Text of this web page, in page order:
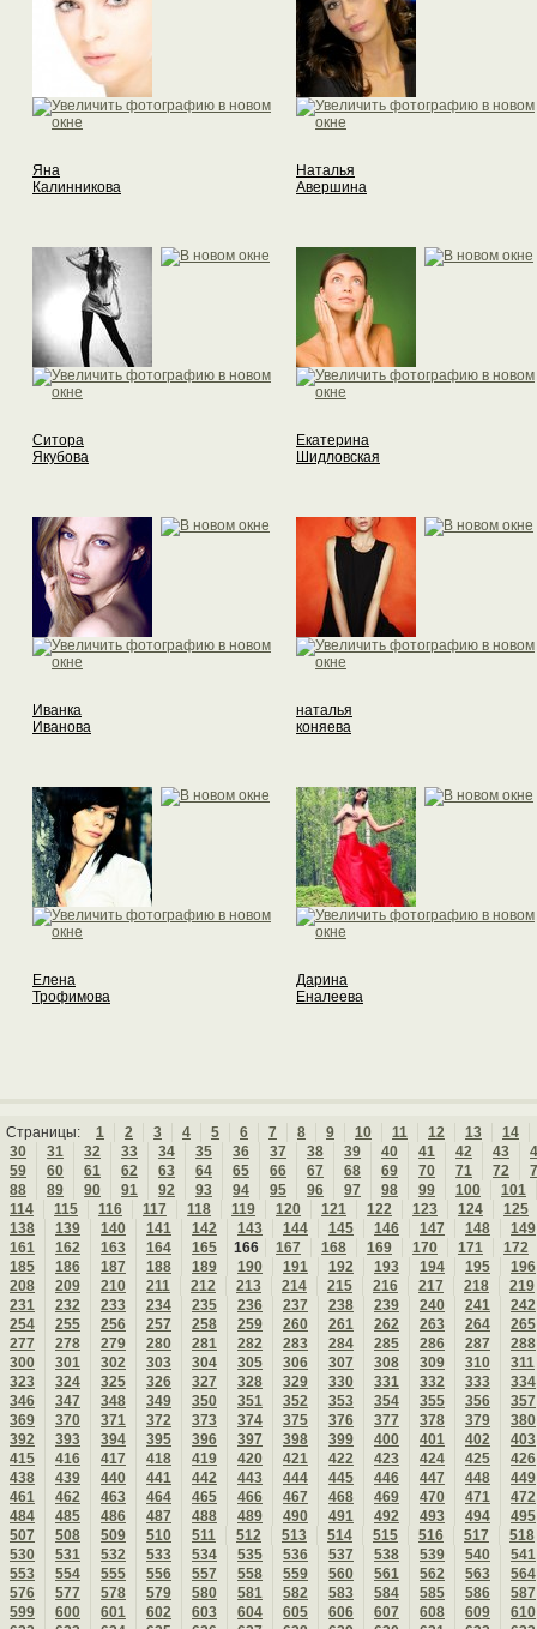
Яна
Калинникова
Наталья
Авершина
Ситора
Якубова
Екатерина
Шидловская
Иванка
Иванова
наталья
коняева
Елена
Трофимова
Дарина
Еналеева
Страницы: 1 2 3 4 5 6 7 8 9 10 11 12 13
14
30
31 32 33 34 35 36 37 38 39 40 41 42 43
59
60 61 62 63 64 65 66 67 68 69 70 71 72
88
89 90 91 92 93 94 95 96 97 98 99 100
101
114
115 116 117 118 119 120 121 122 123 124
125
138
139 140 141 142 143 144 145 146 147 148
149
161
162 163 164 165 166 167 168 169 170 171
172
185
186 187 188 189 190 191 192 193 194 195
196
208
209 210 211 212 213 214 215 216 217 218
219
231
232 233 234 235 236 237 238 239 240 241
242
254
255 256 257 258 259 260 261 262 263 264
265
277
278 279 280 281 282 283 284 285 286 287
288
300
301 302 303 304 305 306 307 308 309 310
311
323
324 325 326 327 328 329 330 331 332 333
334
346
347 348 349 350 351 352 353 354 355 356
357
369
370 371 372 373 374 375 376 377 378 379
380
392
393 394 395 396 397 398 399 400 401 402
403
415
416 417 418 419 420 421 422 423 424 425
426
438
439 440 441 442 443 444 445 446 447 448
449
461
462 463 464 465 466 467 468 469 470 471
472
484
485 486 487 488 489 490 491 492 493 494
495
507
508 509 510 511 512 513 514 515 516 517
518
530
531 532 533 534 535 536 537 538 539 540
541
553
554 555 556 557 558 559 560 561 562 563
564
576
577 578 579 580 581 582 583 584 585 586
587
599
600 601 602 603 604 605 606 607 608 609
610